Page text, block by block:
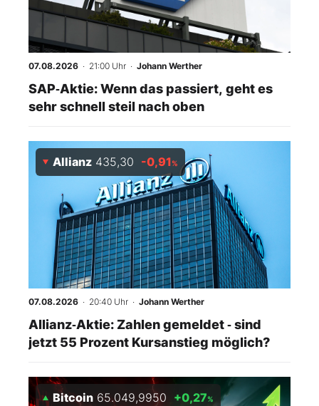
07.08.2026 · 21:00 Uhr · Johann Werther
SAP‑Aktie: Wenn das passiert, geht es
sehr schnell steil nach oben
Allianz 435,30 -0,91%
07.08.2026 · 20:40 Uhr · Johann Werther
Allianz‑Aktie: Zahlen gemeldet ‑ sind
jetzt 55 Prozent Kursanstieg möglich?
Bitcoin 65.049,9950 +0,27%